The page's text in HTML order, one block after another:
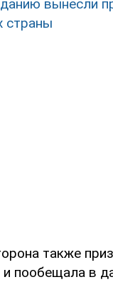
вынесли
страны
также
и пообещала в